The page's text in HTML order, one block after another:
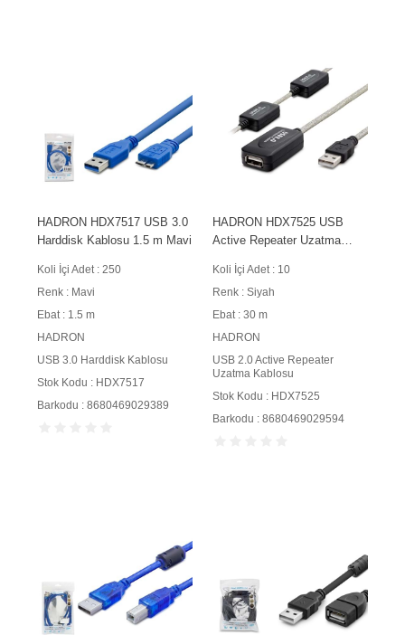
HADRON HDX7517 USB 3.0
Harddisk Kablosu 1.5 m Mavi
Koli İçi Adet : 250
Renk : Mavi
Ebat : 1.5 m
HADRON
USB 3.0 Harddisk Kablosu
Stok Kodu : HDX7517
Barkodu : 8680469029389
HADRON HDX7525 USB
Active Repeater Uzatma
Koli İçi Adet : 10
Renk : Siyah
Ebat : 30 m
HADRON
USB 2.0 Active Repeater
Uzatma Kablosu
Stok Kodu : HDX7525
Barkodu : 8680469029594